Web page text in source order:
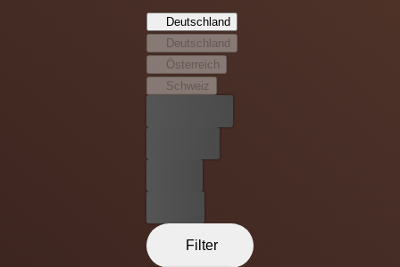
gegen Nazis durchführen. Sie werden in Frankreich
abgesetzt, um dort unterzutauchen. Von den Deutschen
als ‚Die Bastarde' gefürchtet versuchen sie den Führer
des III. Reichs zu töten.
Deutschland
Deutschland
Österreich
Schweiz
Filter